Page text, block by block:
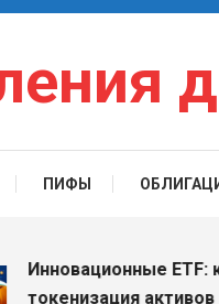
ПИФЫ
ETF: как
активов